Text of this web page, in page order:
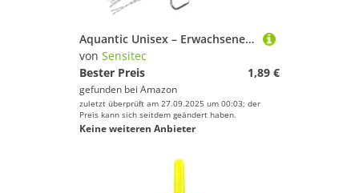
Aquantic Unisex – Erwachsene 10C4039507222277C10 Hering Circle Hook Fischhaut Vorfach II, Schnur 0,50mm, Hakengröße 8, 6 oder 4, Farbe (Größe 6-Chartreuse), Bunt, Normal
von Sensitec
Bester Preis
1,89 €
gefunden bei Amazon
zuletzt überprüft am 27.09.2025 um 00:03; der
Preis kann sich seitdem geändert haben.
Keine weiteren Anbieter